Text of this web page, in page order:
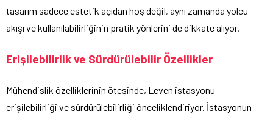
tasarım sadece estetik açıdan hoş değil, aynı zamanda yolcu
akışı ve kullanılabilirliğinin pratik yönlerini de dikkate alıyor.
Erişilebilirlik ve Sürdürülebilir Özellikler
Mühendislik özelliklerinin ötesinde, Leven istasyonu
erişilebilirliği ve sürdürülebilirliği önceliklendiriyor. İstasyonun